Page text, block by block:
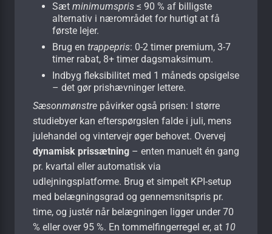
Sæt minimumspris ≤ 90 % af billigste
alternativ i nærområdet for hurtigt at få
første lejer.
Brug en trappepris: 0-2 timer premium, 3-7
timer rabat, 8+ timer dagsmaksimum.
Indbyg fleksibilitet med 1 måneds opsigelse
– det gør prishævninger lettere.
Sæsonmønstre påvirker også prisen: I større
studiebyer kan efterspørgslen falde i juli, mens
julehandel og vintervejr øger behovet. Overvej
dynamisk prissætning – enten manuelt én gang
pr. kvartal eller automatisk via
udlejningsplatforme. Brug et simpelt KPI-setup
med belægningsgrad og gennemsnitspris pr.
time, og justér når belægningen ligger under 70
% eller over 95 %. En tommelfingerregel er, at 10